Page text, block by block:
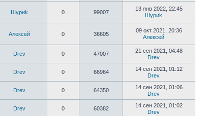
Шyриk 0 99007
13 янв 2022, 22:45
Шyриk
Алексей 0 36605
09 окт 2021, 20:36
Алексей
Drev 0 47007
21 сен 2021, 04:48
Drev
Drev 0 66964
14 сен 2021, 01:12
Drev
Drev 0 64350
14 сен 2021, 01:06
Drev
Drev 0 60382
14 сен 2021, 01:02
Drev